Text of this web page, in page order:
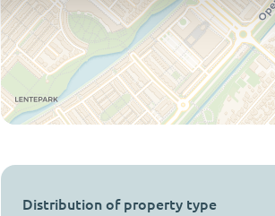
Distribution of property type